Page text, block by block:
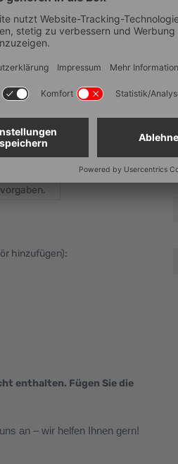
hinzufügen):
enthalten. Fügen Sie die
an – wir helfen Ihnen gern!